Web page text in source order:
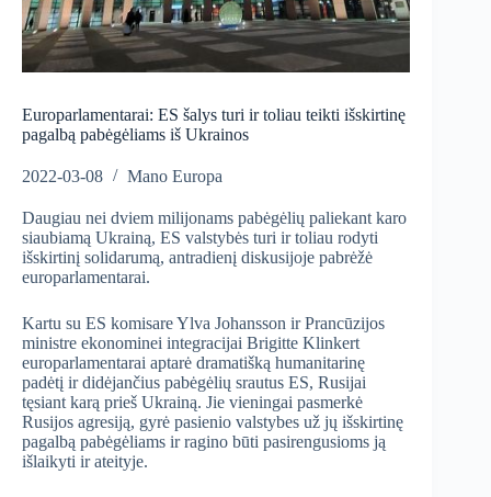
Europarlamentarai: ES šalys turi ir toliau teikti išskirtinę
pagalbą pabėgėliams iš Ukrainos
2022-03-08 Mano Europa
Daugiau nei dviem milijonams pabėgėlių paliekant karo
siaubiamą Ukrainą, ES valstybės turi ir toliau rodyti
išskirtinį solidarumą, antradienį diskusijoje pabrėžė
europarlamentarai.
Kartu su ES komisare Ylva Johansson ir Prancūzijos
ministre ekonominei integracijai Brigitte Klinkert
europarlamentarai aptarė dramatišką humanitarinę
padėtį ir didėjančius pabėgėlių srautus ES, Rusijai
tęsiant karą prieš Ukrainą. Jie vieningai pasmerkė
Rusijos agresiją, gyrė pasienio valstybes už jų išskirtinę
pagalbą pabėgėliams ir ragino būti pasirengusioms ją
išlaikyti ir ateityje.